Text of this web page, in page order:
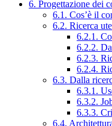
6. Progettazione dei
6.1. Cos’è il
6.2. Ricerca
6.2.1.
6.2.2.
6.2.3.
6.2.4.
6.3. Dalla
6.3.1.
6.3.2.
6.3.3.
6.4.